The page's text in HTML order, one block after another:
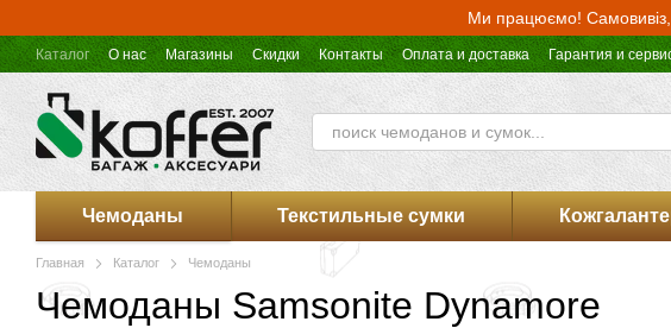
Ми працюємо! Самовивіз,
Каталог О нас Магазины Скидки Контакты Оплата и доставка Гарантия и
Оферта магазина Koffer.UA
Чемоданы Текстильные сумки
Главная Каталог Чемоданы
Чемоданы Samsonite Dynamore